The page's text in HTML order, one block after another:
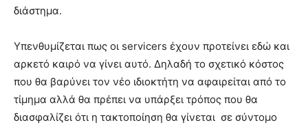
διάστημα.
Υπενθυμίζεται πως οι servicers έχουν προτείνει εδώ και
αρκετό καιρό να γίνει αυτό. Δηλαδή το σχετικό κόστος
που θα βαρύνει τον νέο ιδιοκτήτη να αφαιρείται από το
τίμημα αλλά θα πρέπει να υπάρξει τρόπος που θα
διασφαλίζει ότι η τακτοποίηση θα γίνεται σε σύντομο